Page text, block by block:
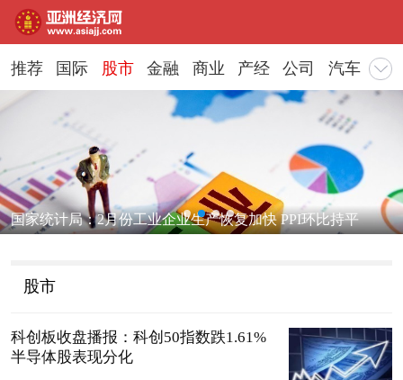
推荐 国际 股市 金融 商业 产经 公司 汽车 地
国家统计局：2月份工业企业生产恢复加快 PPI环比持平
股市
科创板收盘播报：科创50指数跌1.61%
半导体股表现分化